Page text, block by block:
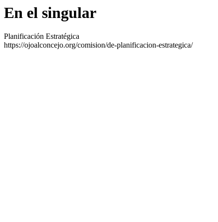
En el singular
Planificación Estratégica
https://ojoalconcejo.org/comision/de-planificacion-estrategica/